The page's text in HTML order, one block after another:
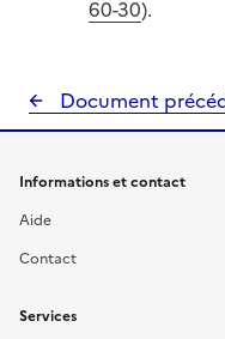
60-30).
Document
Informations et contact
Aide
Contact
Services